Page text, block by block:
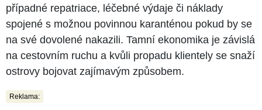
případné repatriace, léčebné výdaje či náklady
spojené s možnou povinnou karanténou pokud by se
na své dovolené nakazili. Tamní ekonomika je závislá
na cestovním ruchu a kvůli propadu klientely se snaží
ostrovy bojovat zajímavým způsobem.
Reklama: